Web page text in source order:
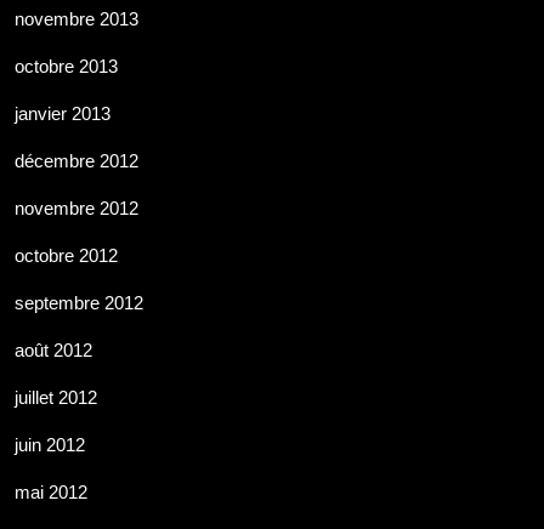
novembre 2013
octobre 2013
janvier 2013
décembre 2012
novembre 2012
octobre 2012
septembre 2012
août 2012
juillet 2012
juin 2012
mai 2012